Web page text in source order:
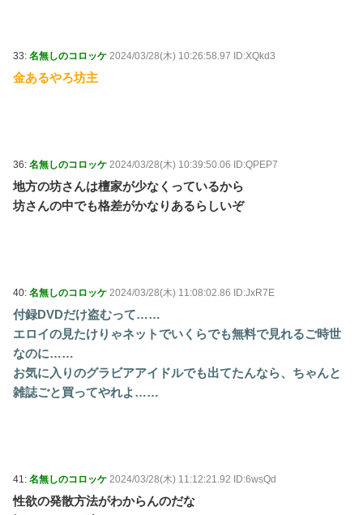
33: 名無しのコロッケ 2024/03/28(木) 10:26:58.97 ID:XQkd3
金あるやろ坊主
36: 名無しのコロッケ 2024/03/28(木) 10:39:50.06 ID:QPEP7
地方の坊さんは檀家が少なくっているから
坊さんの中でも格差がかなりあるらしいぞ
40: 名無しのコロッケ 2024/03/28(木) 11:08:02.86 ID:JxR7E
付録DVDだけ盗むって……
エロイの見たけりゃネットでいくらでも無料で見れるご時世
なのに……
お気に入りのグラビアアイドルでも出てたんなら、ちゃんと
雑誌ごと買ってやれよ……
41: 名無しのコロッケ 2024/03/28(木) 11:12:21.92 ID:6wsQd
性欲の発散方法がわからんのだな